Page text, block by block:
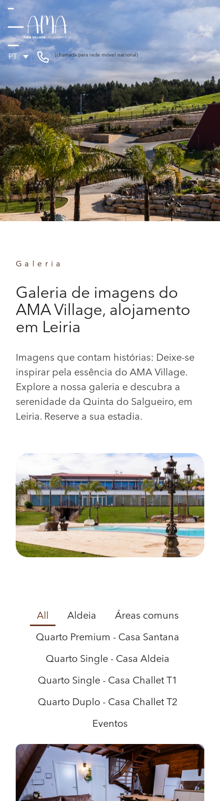
PT (chamada para rede móvel nacional)
Galeria
Galeria de imagens do
AMA Village, alojamento
em Leiria
Imagens que contam histórias: Deixe-se
inspirar pela essência do AMA Village.
Explore a nossa galeria e descubra a
serenidade da Quinta do Salgueiro, em
Leiria. Reserve a sua estadia.
All Aldeia
Áreas comuns
Quarto Premium - Casa Santana
Quarto Single - Casa Aldeia
Quarto Single - Casa Challet T1
Quarto Duplo - Casa Challet T2
Eventos